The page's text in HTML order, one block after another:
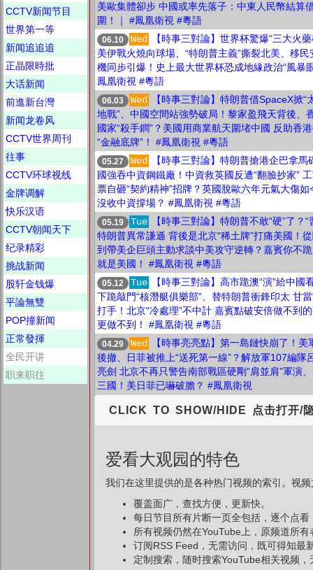
CCTV新闻节目
世界第一等
新闻追追追
正晶限時批
大话新闻
前進新台灣
新闻龙卷风
CCTV世界周刊
往事
CCTV环球视线
金牌调解
快乐汉语
CCTV朝闻天下
纪录精彩
挑战新闻
股轩金钱爆
平論無雙
POP撞新闻
正常發揮
全民开讲
职来职往
美歐集體卻步 中國或率先落子：中東人民幣結算
圍！｜ #鳳凰衛視 #粵語
06.10 Wed
【時事三對論】世界杯驚爆“三大火
美伊戰火燒向球場、“特朗普主義”撕裂北美、移民
機同步引爆！史上最大世界杯恐成地緣政治“風暴
鳳凰衛視 #粵語
06.03 Wed
【時事三對論】特朗普借SpaceX掀“
地戰”、中國空間站強勢破局！黎家盈飛天背後、
國家“殺手鐧”？美國用商業航天圍堵中國 反助香
“金融底牌”！ #鳳凰衛視 #粵語
05.27 Wed
【時事三對論】特朗普搶港企巴拿馬
國強吞中資鋼鐵廠！中資救英國反遭“翻臉抄家”
票自砸“契約精神”招牌？英國脫歐六年元氣大傷如
沒收中資撐場？ #鳳凰衛視 #粵語
05.19 Tue
【時事三對論】特朗普不敢“硬”了？“
特朗普異常謙遜 背後是北京“稀土牌”打痛美國！
到帶美企巨頭主動求談中美攻守逆轉？嘉賓你不
就是美國！ #鳳凰衛視 #粵語
05.12 Tue
【時事三對論】高市跪澳“演”給中國
下跪敲門“核潛艇俱樂部”、替特朗普衝鋒印太 甘當
打手！北京“冷處理”不中計 嘉賓點破安倍做不到
更做不到！ #鳳凰衛視 #粵語
04.29 Wed
【時事亮亮點】第一島鏈快崩了！美
後撤、日菲被推上“送死第一線”？解放軍107編隊
亮劍 北京不再只警告南部戰區硬剛“肩並肩”軍演
三國！美日菲已嚇破膽？ #鳳凰衛視
CLICK TO SHOW/HIDE 点击打开/
爱看大观园的特色
我们在这里提供的是各种热门视频的索引。视
覆盖面广，查找方便，更新快。
每日节目所有片断一页全包括，逐个点看
所有视频仍然在YouTube上，原频道所
订阅RSS Feed，无需访问，既可得知最
定制搜索，随时搜索YouTube相关视频